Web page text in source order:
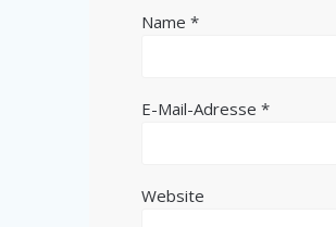
Name*
E-Mail-Adresse*
Website